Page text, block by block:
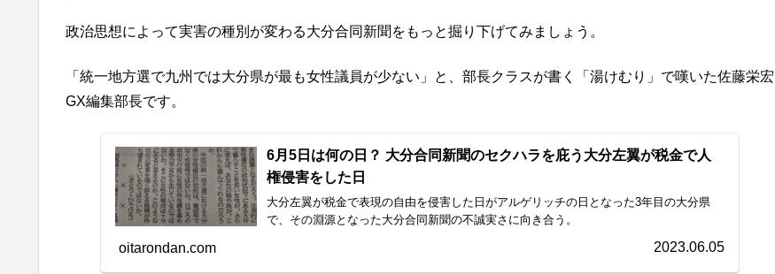
政治思想によって実害の種別が変わる大分合同新聞をもっと掘り下げてみましょう。
「統一地方選で九州では大分県が最も女性議員が少ない」と、部長クラスが書く「湯けむり」で嘆いた佐藤栄宏
GX編集部長です。
6月5日は何の日？ 大分合同新聞のセクハラを庇う大分左翼が税金で人
権侵害をした日
大分左翼が税金で表現の自由を侵害した日がアルゲリッチの日となった3年目の大分県
で、その淵源となった大分合同新聞の不誠実さに向き合う。
oitarondan.com 2023.06.05